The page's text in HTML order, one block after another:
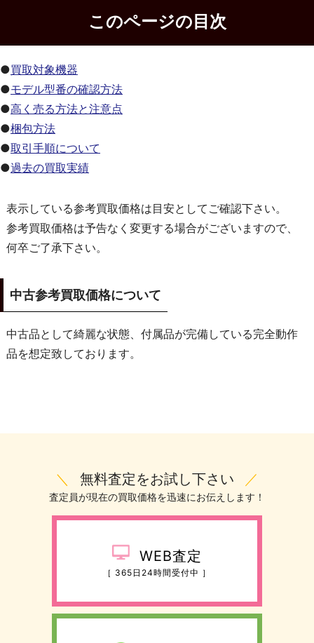
このページの目次
●買取対象機器
●モデル型番の確認方法
●高く売る方法と注意点
●梱包方法
●取引手順について
●過去の買取実績
表示している参考買取価格は目安としてご確認下さい。
参考買取価格は予告なく変更する場合がございますので、
何卒ご了承下さい。
中古参考買取価格について
中古品として綺麗な状態、付属品が完備している完全動作
品を想定致しております。
＼ 無料査定をお試し下さい ／
査定員が現在の買取価格を迅速にお伝えします！
WEB査定
［ 365日24時間受付中 ］